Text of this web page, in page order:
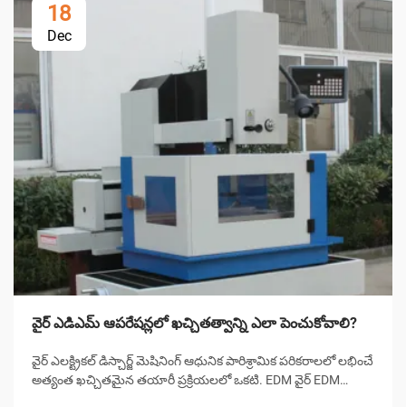
18
Dec
వైర్ ఎడిఎమ్ ఆపరేషన్లలో ఖచ్చితత్వాన్ని ఎలా పెంచుకోవాలి?
వైర్ ఎలక్ట్రికల్ డిస్చార్జ్ మెషినింగ్ ఆధునిక పారిశ్రామిక పరికరాలలో లభించే
అత్యంత ఖచ్చితమైన తయారీ ప్రక్రియలలో ఒకటి. EDM వైర్ EDM